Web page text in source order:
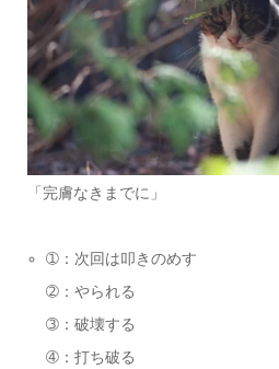
「完膚なきまでに」
➀：次回は叩きのめす
➁：やられる
➂：破壊する
➃：打ち破る